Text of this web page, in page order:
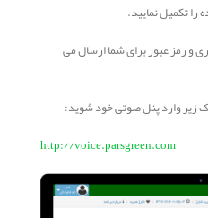
تکمیل نمایید.
و رمز عبور برای شما ارسال می
زیر وارد پنل صوتی خود شوید:
http://voice.parsgreen.com